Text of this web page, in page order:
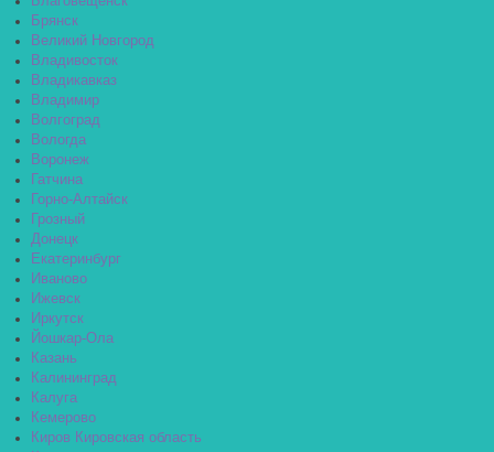
Брянск
Великий Новгород
Владивосток
Владикавказ
Владимир
Волгоград
Вологда
Воронеж
Гатчина
Горно-Алтайск
Грозный
Донецк
Екатеринбург
Иваново
Ижевск
Иркутск
Йошкар-Ола
Казань
Калининград
Калуга
Кемерово
Киров Кировская область